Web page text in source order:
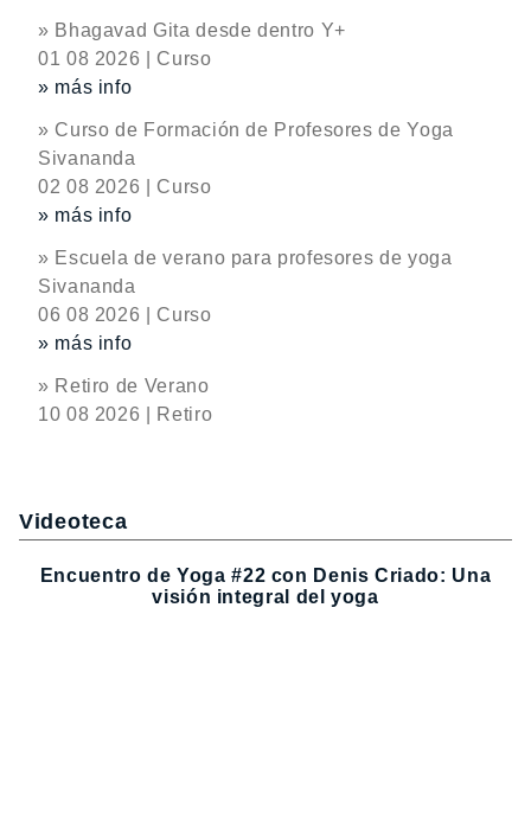
» Bhagavad Gita desde dentro Y+
01 08 2026 | Curso
» más info
» Curso de Formación de Profesores de Yoga
Sivananda
02 08 2026 | Curso
» más info
» Escuela de verano para profesores de yoga
Sivananda
06 08 2026 | Curso
» más info
» Retiro de Verano
10 08 2026 | Retiro
Videoteca
Encuentro de Yoga #22 con Denis Criado: Una
visión integral del yoga